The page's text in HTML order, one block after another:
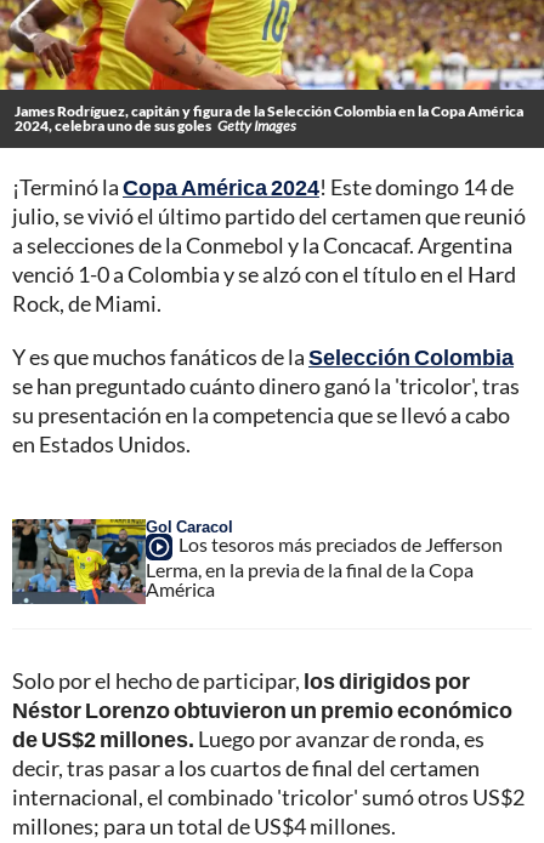
James Rodríguez, capitán y figura de la Selección Colombia en la Copa América
2024, celebra uno de sus goles Getty Images
¡Terminó laCopa América 2024! Este domingo 14 de
julio, se vivió el último partido del certamen que reunió
a selecciones de la Conmebol y la Concacaf. Argentina
venció 1-0 a Colombia y se alzó con el título en el Hard
Rock, de Miami.
Y es que muchos fanáticos de laSelección Colombia
se han preguntado cuánto dinero ganó la 'tricolor', tras
su presentación en la competencia que se llevó a cabo
en Estados Unidos.
Gol Caracol
Los tesoros más preciados de Jefferson
Lerma, en la previa de la final de la Copa
América
Solo por el hecho de participar, los dirigidos por
Néstor Lorenzo obtuvieron un premio económico
de US$2 millones. Luego por avanzar de ronda, es
decir, tras pasar a los cuartos de final del certamen
internacional, el combinado 'tricolor' sumó otros US$2
millones; para un total de US$4 millones.